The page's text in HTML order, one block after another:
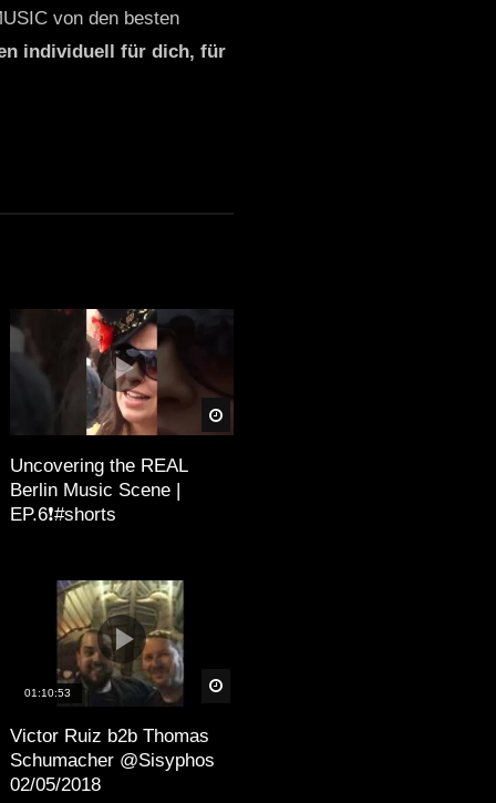
von den besten
individuell für dich, für
Uncovering the REAL
Berlin Music Scene |
EP.6❗️#shorts
01:10:53
Victor Ruiz b2b Thomas
Schumacher @Sisyphos
02/05/2018